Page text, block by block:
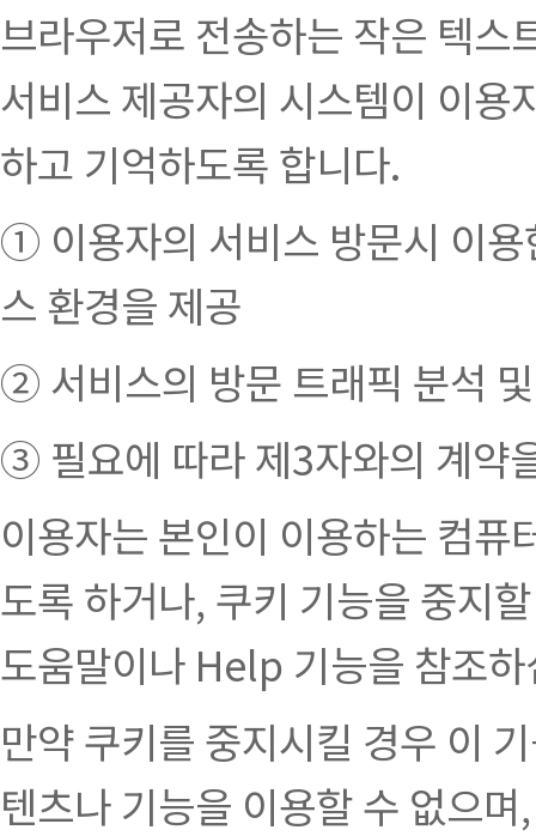
브라우저로 전송하는 작은 텍스
서비스 제공자의 시스템이 이용
하고 기억하도록 합니다.
① 이용자의 서비스 방문시 이
스 환경을 제공
② 서비스의 방문 트래픽 분석
③ 필요에 따라 제3자와의 계약
이용자는 본인이 이용하는 컴
도록 하거나, 쿠키 기능을 중지
도움말이나 Help 기능을 참조
만약 쿠키를 중지시킬 경우 이
텐츠나 기능을 이용할 수 없으